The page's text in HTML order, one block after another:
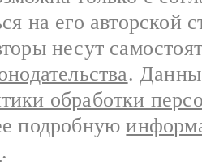
на его авторской
несут
.
обработки
подробную
.